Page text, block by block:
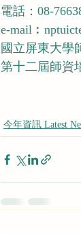
電話：08-
e-
國立屏東大學
第十二屆師資
今年資訊 Latest